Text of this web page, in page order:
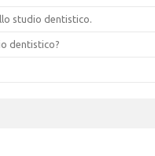
studio dentistico.
dentistico?